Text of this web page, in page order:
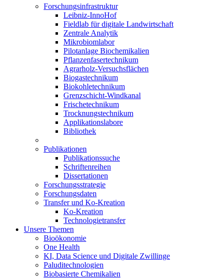
Forschungsinfrastruktur
Leibniz-InnoHof
Fieldlab für digitale Landwirtschaft
Zentrale Analytik
Mikrobiomlabor
Pilotanlage Biochemikalien
Pflanzenfasertechnikum
Agrarholz-Versuchsflächen
Biogastechnikum
Biokohletechnikum
Grenzschicht-Windkanal
Frischetechnikum
Trocknungstechnikum
Applikationslabore
Bibliothek
Publikationen
Publikationssuche
Schriftenreihen
Dissertationen
Forschungsstrategie
Forschungsdaten
Transfer und Ko-Kreation
Ko-Kreation
Technologietransfer
Unsere Themen
Bioökonomie
One Health
KI, Data Science und Digitale Zwillinge
Paluditechnologien
Biobasierte Chemikalien